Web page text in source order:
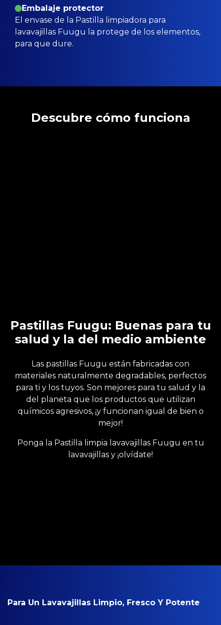
Embalaje protector
El envase de la Pastilla limpiadora para
lavavajillas Fuugu la protege de los elementos,
para que dure.
Descubre cómo funciona
Pastillas Fuugu: Buenas para tu
salud y la del medio ambiente
Las pastillas Fuugu están fabricadas con
materiales naturalmente degradables, perfectos
para ti y los tuyos. Son mejores para tu salud y la
del planeta que los productos que utilizan
químicos agresivos, ¡y funcionan igual de bien o
mejor!
Ponga la Pastilla limpia lavavajillas Fuugu en tu
lavavajillas y ¡olvídate!
Para Un Lavavajillas Limpio, Fresco Y Potente